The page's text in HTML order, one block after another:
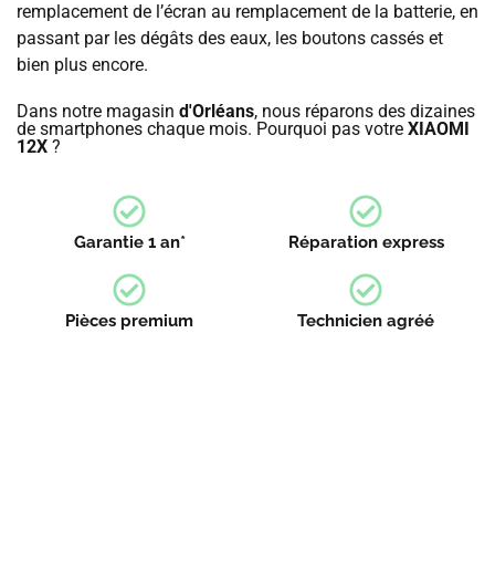
remplacement de l’écran au remplacement de la batterie, en
passant par les dégâts des eaux, les boutons cassés et
bien plus encore.
Dans notre magasin d'Orléans, nous réparons des dizaines
de smartphones chaque mois. Pourquoi pas votre XIAOMI
12X ?
Garantie 1 an* Réparation express
Pièces premium Technicien agréé